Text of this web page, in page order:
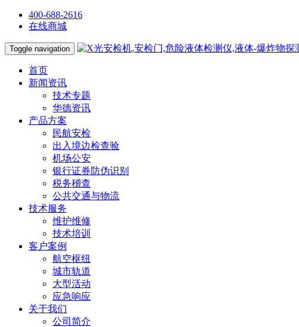
400-688-2616
在线商城
Toggle navigation
首页
新闻资讯
技术专题
华德资讯
产品方案
民航安检
出入境边检查验
机场公安
银行证券防伪识别
税务稽查
公共交通与物流
技术服务
维护维修
技术培训
客户案例
航空枢纽
城市轨道
大型活动
应急响应
关于我们
公司简介